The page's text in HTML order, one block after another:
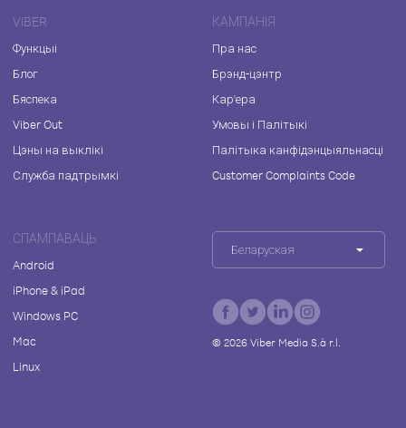
VIBER
Функцыі
Блог
Бяспека
Viber Out
Цэны на выклікі
Служба падтрымкі
КАМПАНІЯ
Пра нас
Брэнд-цэнтр
Кар'ера
Умовы і Палітыкі
Палітыка канфідэнцыяльнасці
Customer Complaints Code
СПАМПАВАЦЬ
Android
iPhone & iPad
Windows PC
Mac
Linux
Беларуская
© 2026Viber Media S.à r.l.